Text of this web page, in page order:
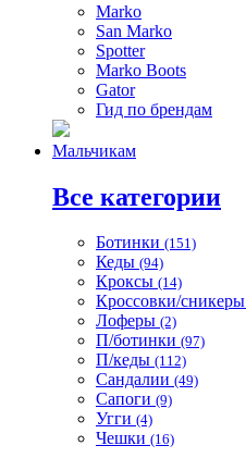
Marko
San Marko
Spotter
Marko Boots
Gator
Гид по брендам
Мальчикам
Все категории
Ботинки (151)
Кеды (94)
Кроксы (14)
Кроссовки/сникеры
Лоферы (2)
П/ботинки (97)
П/кеды (112)
Сандалии (49)
Сапоги (9)
Угги (4)
Чешки (16)